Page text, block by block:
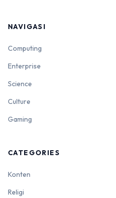
NAVIGASI
Computing
Enterprise
Science
Culture
Gaming
CATEGORIES
Konten
Religi